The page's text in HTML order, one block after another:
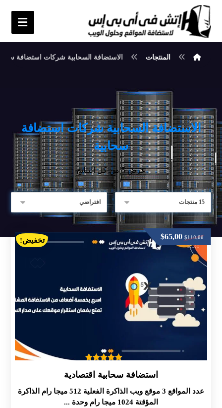
المنتجات الاستضافة السحابية شركات استضافة
الاستضافة السحابية شركات استضافة
سحابية
عرض ⁦5⁩ من كل النتائج
استضافة سحابية اقتصادية
عدد المواقع 3 موقع ويب الذاكرة الفعلية 512 ميجا رام الذاكرة
المؤقتة 1024 ميجا رام وحدة ...
5.00
$110,00
$65,00 تخفيض!